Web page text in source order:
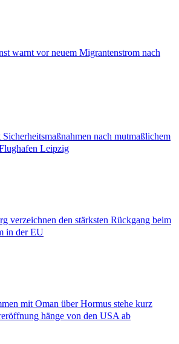
warnt vor neuem Migrantenstrom nach
nach mutmaßlichem
Leipzig
verzeichnen den stärksten Rückgang beim
in der EU
mit Oman über Hormus stehe kurz
hänge von den USA ab